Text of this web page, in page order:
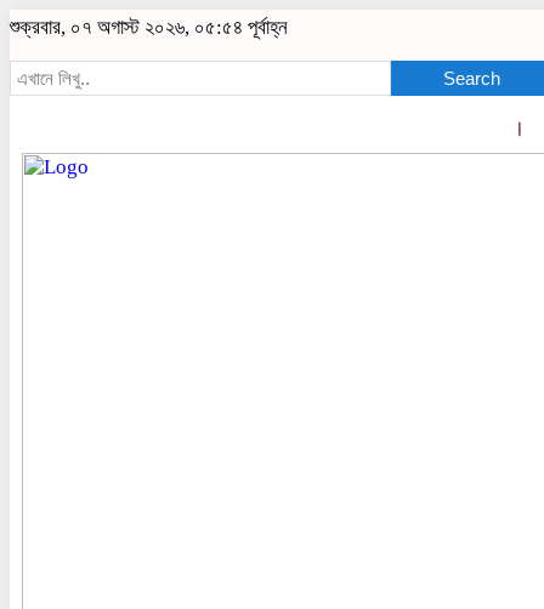
শুক্রবার, ০৭ অগাস্ট ২০২৬, ০৫:৫৪ পূর্বাহ্ন
Search